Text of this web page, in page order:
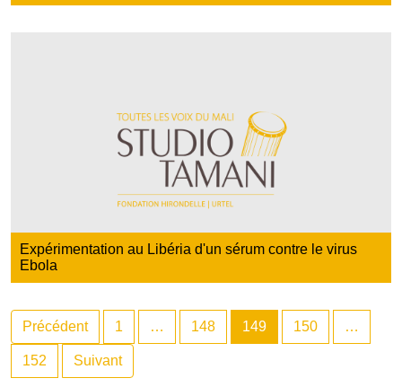
Expérimentation au Libéria d'un sérum contre le virus
Ebola
Précédent 1 … 148 149 150 …
152 Suivant